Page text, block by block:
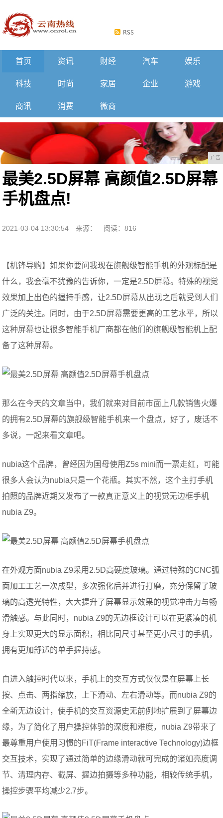
首页 资讯 财经 汽车 娱乐
科技 时尚 家居 企业 游戏
商讯 消费 微商
广告
最美2.5D屏幕 高颜值2.5D屏幕
手机盘点!
2021-03-04 13:30:54 来源： 阅读：816
【机锋导购】如果你要问我现在旗舰级智能手机的外观标配是
什么，我会毫不犹豫的告诉你，一定是2.5D屏幕。特殊的视觉
效果加上出色的握持手感，让2.5D屏幕从出现之后就受到人们
广泛的关注。同时，由于2.5D屏幕需要更高的工艺水平，所以
这种屏幕也让很多智能手机厂商都在他们的旗舰级智能机上配
备了这种屏幕。
那么在今天的文章当中，我们就来对目前市面上几款销售火爆
的拥有2.5D屏幕的旗舰级智能手机来一个盘点，好了，废话不
多说，一起来看文章吧。
nubia这个品牌，曾经因为国母使用Z5s mini而一票走红，可能
很多人会认为nubia只是一个花瓶。其实不然，这个主打手机
拍照的品牌近期又发布了一款真正意义上的视觉无边框手机
nubia Z9。
在外观方面nubia Z9采用2.5D高硬度玻璃。通过特殊的CNC弧
面加工工艺一次成型，多次强化后并进行打磨，充分保留了玻
璃的高透光特性，大大提升了屏幕显示效果的视觉冲击力与畅
滑触感。与此同时，nubia Z9的无边框设计可以在更紧凑的机
身上实现更大的显示面积，相比同尺寸甚至更小尺寸的手机，
拥有更加舒适的单手握持感。
自进入触控时代以来，手机上的交互方式仅仅是在屏幕上长
按、点击、两指缩放，上下滑动、左右滑动等。而nubia Z9的
全新无边设计，使手机的交互资源史无前例地扩展到了屏幕边
缘，为了简化了用户操控体验的深度和难度，nubia Z9带来了
最尊重用户使用习惯的FiT(Frame interactive Technology)边框
交互技术，实现了通过简单的边缘滑动就可完成的诸如亮度调
节、清理内存、截屏、握边拍摄等多种功能，相较传统手机，
操控步骤平均减少2.7步。